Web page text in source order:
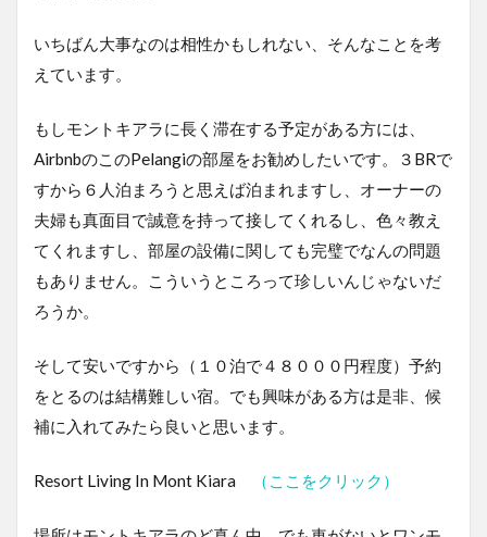
いちばん大事なのは相性かもしれない、そんなことを考
えています。
もしモントキアラに長く滞在する予定がある方には、
AirbnbのこのPelangiの部屋をお勧めしたいです。３BRで
すから６人泊まろうと思えば泊まれますし、オーナーの
夫婦も真面目で誠意を持って接してくれるし、色々教え
てくれますし、部屋の設備に関しても完璧でなんの問題
もありません。こういうところって珍しいんじゃないだ
ろうか。
そして安いですから（１０泊で４８０００円程度）予約
をとるのは結構難しい宿。でも興味がある方は是非、候
補に入れてみたら良いと思います。
Resort Living In Mont Kiara （ここをクリック）